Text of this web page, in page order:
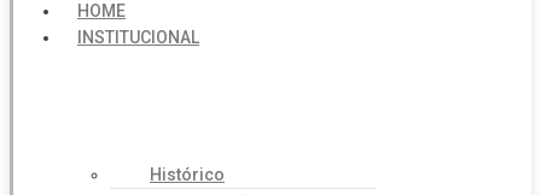
HOME
INSTITUCIONAL
Histórico